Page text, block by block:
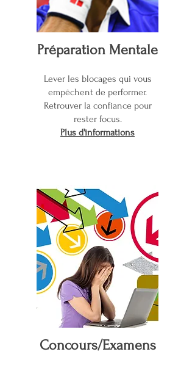
Préparation Mentale
Lever les blocages qui vous
empêchent de performer.
Retrouver la confiance pour
rester focus.
Plus d'informations
Concours/Examens